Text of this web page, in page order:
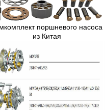
поршневого насоса
из Китая